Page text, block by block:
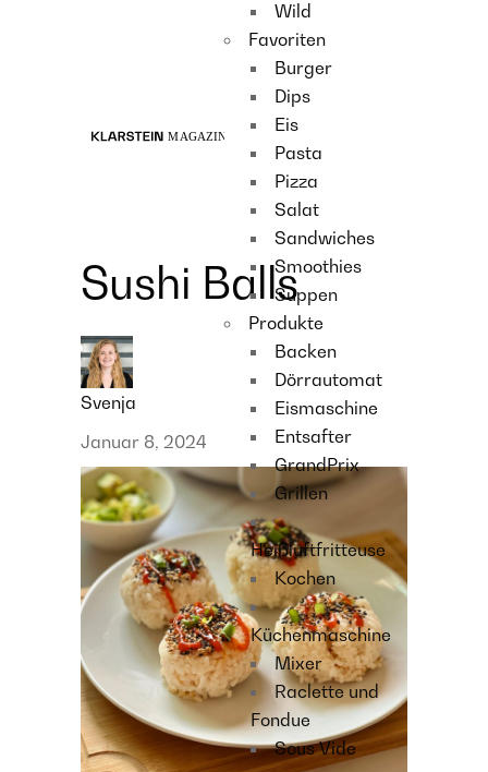
Wild
Favoriten
Burger
Dips
Eis
Pasta
Pizza
Salat
Sandwiches
Smoothies
Suppen
Produkte
Backen
Dörrautomat
Eismaschine
Entsafter
GrandPrix
Grillen
Heißluftfritteuse
Kochen
Küchenmaschine
Mixer
Raclette und
Fondue
Sous Vide
Sushi Balls
Svenja
Januar 8, 2024